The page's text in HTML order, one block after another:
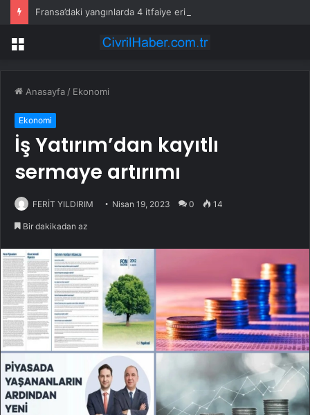
Fransa’daki yangınlarda 4 itfaiye eri hayatını kaybetti
Menü
Anasayfa / Ekonomi
Ekonomi
İş Yatırım’dan kayıtlı
sermaye artırımı
FERİT YILDIRIM Nisan 19, 2023 0 14
Bir dakikadan az